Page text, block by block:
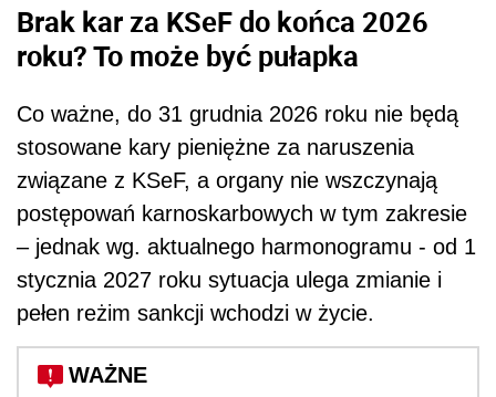
Brak kar za KSeF do końca 2026
roku? To może być pułapka
Co ważne, do 31 grudnia 2026 roku nie będą
stosowane kary pieniężne za naruszenia
związane z KSeF, a organy nie wszczynają
postępowań karnoskarbowych w tym zakresie
– jednak wg. aktualnego harmonogramu - od 1
stycznia 2027 roku sytuacja ulega zmianie i
pełen reżim sankcji wchodzi w życie.
WAŻNE